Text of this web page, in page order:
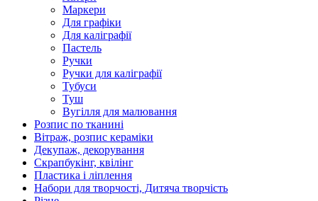
Маркери
Для графіки
Для каліграфії
Пастель
Ручки
Ручки для каліграфії
Тубуси
Туш
Вугілля для малювання
Розпис по тканині
Вітраж, розпис кераміки
Декупаж, декорування
Скрапбукінг, квілінг
Пластика і ліплення
Набори для творчості, Дитяча творчість